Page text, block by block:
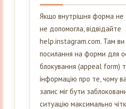
Якщо внутрішня форма не
не допомогла, відвідайте
help.instagram.com. Там
посилання на форми для
блокування (appeal form)
інформацію про те, чому
запис міг бути
ситуацію максимально